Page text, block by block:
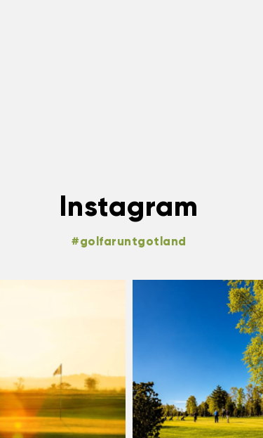
Instagram
#golfaruntgotland